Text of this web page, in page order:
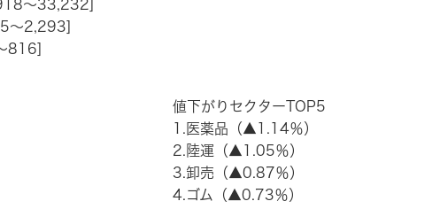
～33,232]
2,293]
816]
値下がりセクターTOP5
1.医薬品（▲1.14％）
2.陸運（▲1.05％）
3.卸売（▲0.87％）
4.ゴム（▲0.73％）